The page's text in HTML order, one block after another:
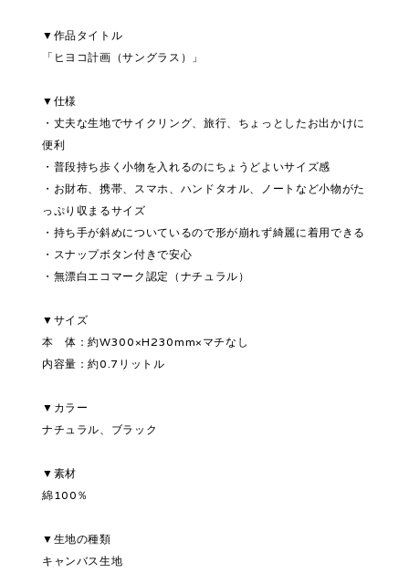
▼作品タイトル
「ヒヨコ計画（サングラス）」
▼仕様
・丈夫な生地でサイクリング、旅行、ちょっとしたお出かけに
便利
・普段持ち歩く小物を入れるのにちょうどよいサイズ感
・お財布、携帯、スマホ、ハンドタオル、ノートなど小物がた
っぷり収まるサイズ
・持ち手が斜めについているので形が崩れず綺麗に着用できる
・スナップボタン付きで安心
・無漂白エコマーク認定（ナチュラル）
▼サイズ
本 体：約W300×H230mm×マチなし
内容量：約0.7リットル
▼カラー
ナチュラル、ブラック
▼素材
綿100％
▼生地の種類
キャンバス生地